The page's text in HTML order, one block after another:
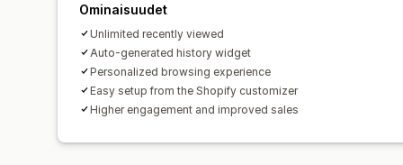
Ominaisuudet
Unlimited recently viewed
Auto-generated history widget
Personalized browsing experience
Easy setup from the Shopify customizer
Higher engagement and improved sales